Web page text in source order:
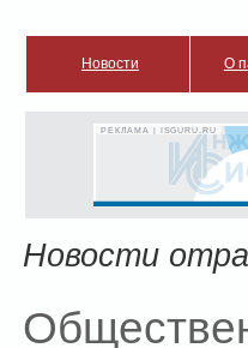
Новости О
РЕКЛАМА | ISGURU.RU
Новости